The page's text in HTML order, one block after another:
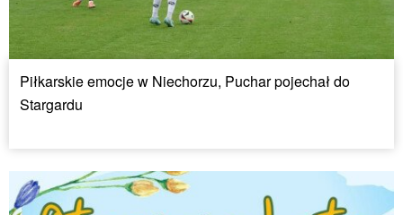
Piłkarskie emocje w Niechorzu, Puchar pojechał do
Stargardu